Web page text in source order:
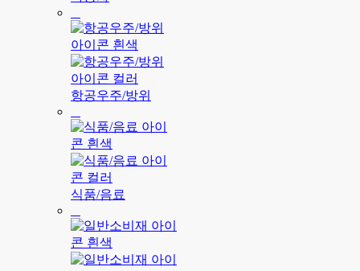
항공우주/방위
식품/음료